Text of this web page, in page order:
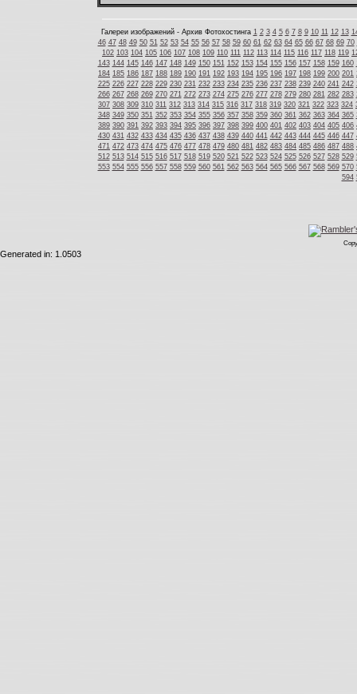
Галереи изображений - Архив Фотохостинга 1 2 3 4 5 6 7 8 9 10 11 12 13
46 47 48 49 50 51 52 53 54 55 56 57 58 59 60 61 62 63 64 65 66 67 68 69 70
102 103 104 105 106 107 108 109 110 111 112 113 114 115 116 117 118 119
143 144 145 146 147 148 149 150 151 152 153 154 155 156 157 158 159 160
184 185 186 187 188 189 190 191 192 193 194 195 196 197 198 199 200 201
225 226 227 228 229 230 231 232 233 234 235 236 237 238 239 240 241 242
266 267 268 269 270 271 272 273 274 275 276 277 278 279 280 281 282 283
307 308 309 310 311 312 313 314 315 316 317 318 319 320 321 322 323 324
348 349 350 351 352 353 354 355 356 357 358 359 360 361 362 363 364 365
389 390 391 392 393 394 395 396 397 398 399 400 401 402 403 404 405 406
430 431 432 433 434 435 436 437 438 439 440 441 442 443 444 445 446 447
471 472 473 474 475 476 477 478 479 480 481 482 483 484 485 486 487 488
512 513 514 515 516 517 518 519 520 521 522 523 524 525 526 527 528 529
553 554 555 556 557 558 559 560 561 562 563 564 565 566 567 568 569 570
594
Generated in: 1.0503